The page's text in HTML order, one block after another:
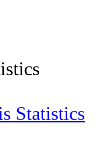
Statistics